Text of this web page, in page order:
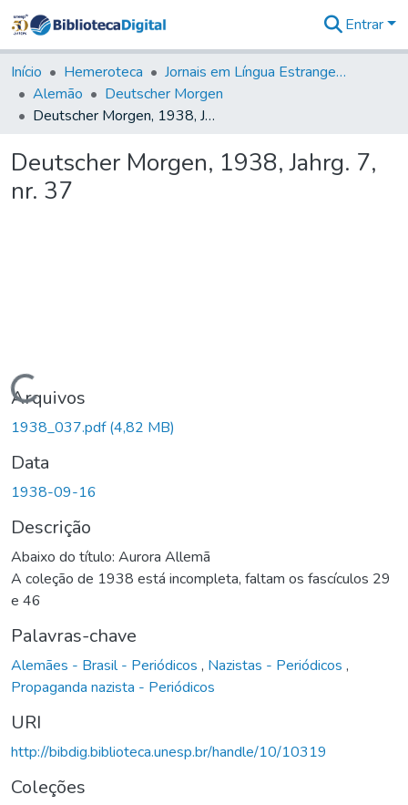
&
Coleções
Tudo na
Biblioteca
Estatísticas
Entrar
Início Hemeroteca
Jornais em Língua Estrangeira
Alemão
Deutscher Morgen
Deutscher Morgen, 1938, Jahrg. 7, nr. 37
Deutscher Morgen, 1938, Jahrg. 7,
nr. 37
Carregando...
Arquivos
1938_037.pdf(4,82 MB)
Data
1938-09-16
Descrição
Abaixo do título: Aurora Allemã
A coleção de 1938 está incompleta, faltam os fascículos 29
e 46
Palavras-chave
Alemães - Brasil - Periódicos , Nazistas - Periódicos ,
Propaganda nazista - Periódicos
URI
http://bibdig.biblioteca.unesp.br/handle/10/10319
Coleções